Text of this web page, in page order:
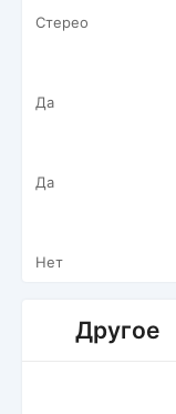
Стерео
Да
Да
Нет
Другое